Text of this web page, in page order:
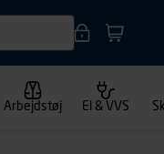
Arbejdstøj El & VVS